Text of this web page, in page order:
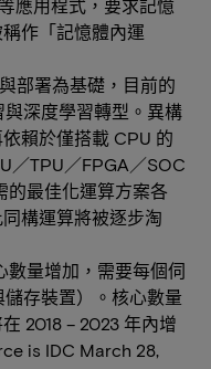
應用程式，要求記憶
作「記憶體內運
部署為基礎，目前的
深度學習轉型。異構
賴於僅搭載 CPU 的
／TPU／FPGA／SOC
的最佳化運算方案各
構運算將被逐步淘
量增加，需要每個伺
存裝置）。核心數量
2018 – 2023 年內增
is IDC March 28,